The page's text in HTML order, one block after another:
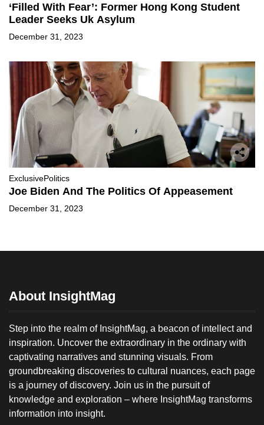
‘Filled With Fear’: Former Hong Kong Student
Leader Seeks Uk Asylum
December 31, 2023
ExclusivePolitics
Joe Biden And The Politics Of Appeasement
December 31, 2023
About InsightMag
Step into the realm of InsightMag, a beacon of intellect and
inspiration. Uncover the extraordinary in the ordinary with
captivating narratives and stunning visuals. From
groundbreaking discoveries to cultural nuances, each page
is a journey of discovery. Join us in the pursuit of
knowledge and exploration – where InsightMag transforms
information into insight.